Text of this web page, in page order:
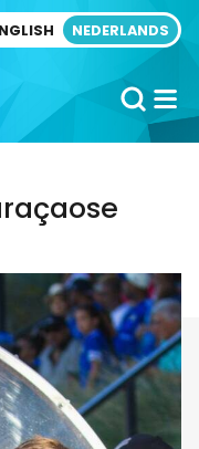
NEDERLANDS